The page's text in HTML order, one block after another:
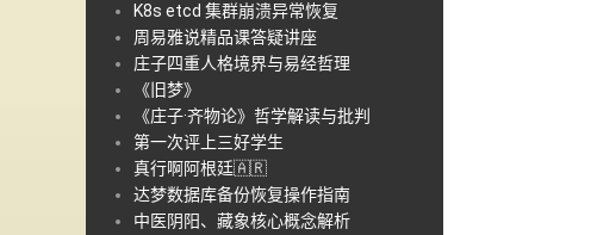
K8s etcd 集群崩溃异常恢复
周易雅说精品课答疑讲座
庄子四重人格境界与易经哲理
《旧梦》
《庄子·齐物论》哲学解读与批判
第一次评上三好学生
真行啊阿根廷🇦🇷
达梦数据库备份恢复操作指南
中医阴阳、藏象核心概念解析